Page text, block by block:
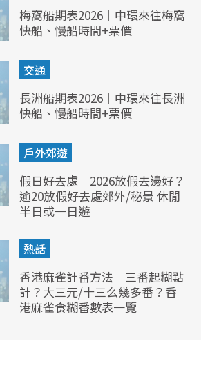
梅窩船期表2026｜中環來往梅窩
快船、慢船時間+票價
交通
長洲船期表2026｜中環來往長洲
快船、慢船時間+票價
戶外郊遊
假日好去處｜2026放假去邊好？
逾20放假好去處郊外/秘景 休閒
半日或一日遊
熱話
香港麻雀計番方法｜三番起糊點
計？大三元/十三么幾多番？香
港麻雀食糊番數表一覽